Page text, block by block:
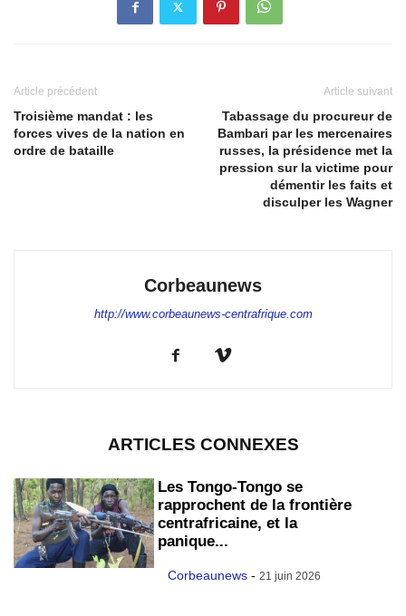
Article précédent
Troisième mandat : les
forces vives de la nation en
ordre de bataille
Article suivant
Tabassage du procureur de
Bambari par les mercenaires
russes, la présidence met la
pression sur la victime pour
démentir les faits et
disculper les Wagner
Corbeaunews
http://www.corbeaunews-centrafrique.com
ARTICLES CONNEXES
Les Tongo-Tongo se
rapprochent de la frontière
centrafricaine, et la
panique...
Corbeaunews - 21 juin 2026